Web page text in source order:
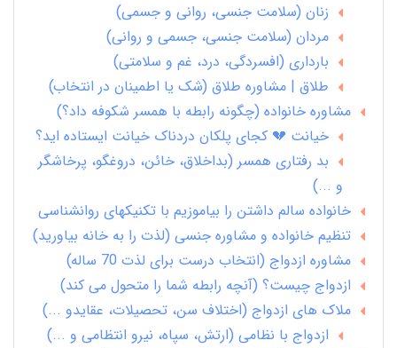
زنان (سلامت جنسی، روانی و جسمی)
مردان (سلامت جنسی، جسمی و روانی)
بارداری (افسردگی، درد، غم و سلامتی)
طلاق | مشاوره طلاق (شک یا اطمینان در انتخاب)
مشاوره خانواده (چگونه رابطه با همسر شکوفه داد؟)
خیانت 💔 کجای پلکان دردناک خیانت ایستاده اید؟
بد رفتاری همسر (بداخلاق، خائن، دروغگو، پرخاشگر
و ...)
خانواده سالم داشتن را بیاموزیم با تکنیکهای روانشناسی
تنظیم خانواده و مشاوره جنسی (لذت را به خانه بیاورید)
مشاوره ازدواج (انتخاب درست برای لذت 70 ساله)
ازدواج چیست؟ (آنچه رابطه شما را متحول می کند)
ملاک های ازدواج (اختلاف سن، تحصیلات، عقایدو ...)
ازدواج با نظامی (ارتش، سپاه، نیرو انتظامی و ...)